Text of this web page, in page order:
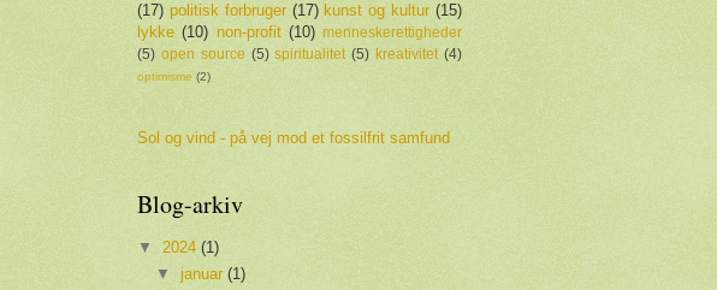
(17) politisk forbruger (17) kunst og kultur (15)
lykke (10) non-profit (10) menneskerettigheder
(5) open source (5) spiritualitet (5) kreativitet (4)
optimisme (2)
Sol og vind - på vej mod et fossilfrit samfund
Blog-arkiv
▼ 2024 (1)
▼januar(1)